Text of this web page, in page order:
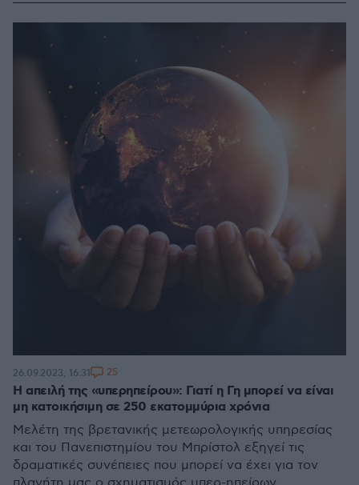
Η απειλή της «υπερηπείρου»: Γιατί η Γη μπορεί να είναι
μη κατοικήσιμη σε 250 εκατομμύρια χρόνια
Μελέτη της βρετανικής μετεωρολογικής υπηρεσίας
και του Πανεπιστημίου του Μπρίστολ εξηγεί τις
δραματικές συνέπειες που μπορεί να έχει για τον
26.09.2023, 16:31 25